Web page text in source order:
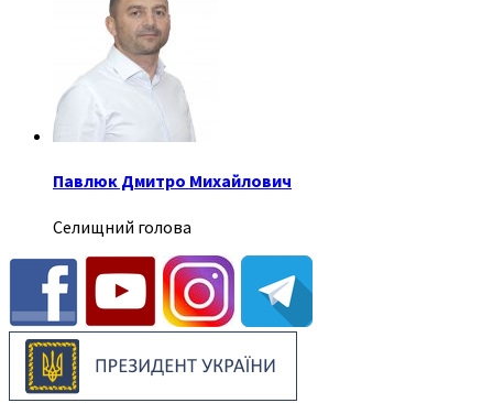
Павлюк Дмитро Михайлович
Селищний голова